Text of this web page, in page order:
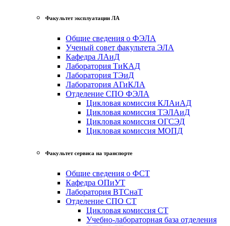
Факультет эксплуатации ЛА
Общие сведения о ФЭЛА
Ученый совет факультета ЭЛА
Кафедра ЛАиД
Лаборатория ТиКАД
Лаборатория ТЭиД
Лаборатория АГиКЛА
Отделение СПО ФЭЛА
Цикловая комиссия КЛАиАД
Цикловая комиссия ТЭЛАиД
Цикловая комиссия ОГСЭД
Цикловая комиссия МОПД
Факультет сервиса на транспорте
Общие сведения о ФСТ
Кафедра ОПиУТ
Лаборатория ВТСнаТ
Отделение СПО СТ
Цикловая комиссия СТ
Учебно-лабораторная база отделения